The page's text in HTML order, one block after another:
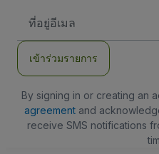
อยู่
เข้าร่วมรายการ
By signing in or creating an
agreementand
receive SMS notifications